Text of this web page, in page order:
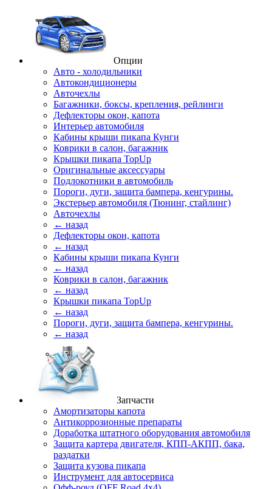
Опции
Авто - холодильники
Автокондиционеры
Авточехлы
Багажники, боксы, крепления, рейлинги
Дефлекторы окон, капота
Интерьер автомобиля
Кабины крыши пикапа Кунги
Коврики в салон, багажник
Крышки пикапа TopUp
Оригинальные аксессуары
Подлокотники в автомобиль
Пороги, дуги, защита бампера, кенгурины.
Экстерьер автомобиля (Тюнинг, стайлинг)
Авточехлы
← назад
Дефлекторы окон, капота
← назад
Кабины крыши пикапа Кунги
← назад
Коврики в салон, багажник
← назад
Крышки пикапа TopUp
← назад
Пороги, дуги, защита бампера, кенгурины.
← назад
Запчасти
Амортизаторы капота
Антикоррозионные препараты
Доработка штатного оборудования автомобиля
Защита картера двигателя, КПП-АКПП, бака,
раздатки
Защита кузова пикапа
Инструмент для автосервиса